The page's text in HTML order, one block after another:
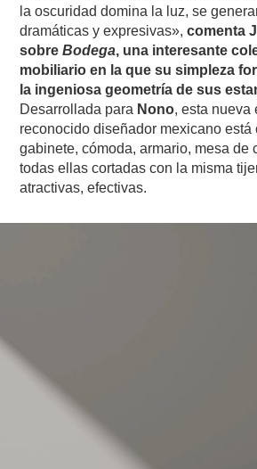
la oscuridad domina la luz, se
dramáticas y expresivas», comenta
sobreBodega, una interesante
mobiliario en la que su simpleza
la ingeniosa geometría de sus
Desarrollada para Nono, esta nueva
reconocido diseñador mexicano está
gabinete, cómoda, armario, mesa de
todas ellas cortadas con la misma
atractivas, efectivas.